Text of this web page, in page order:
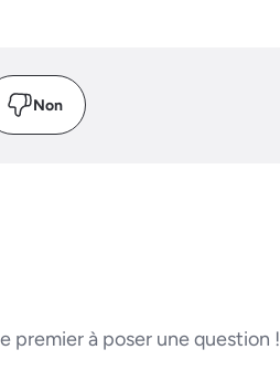
Non
premier à poser une question !